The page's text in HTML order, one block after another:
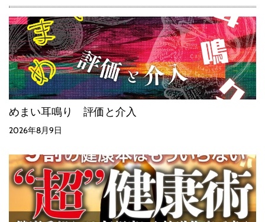
めまい耳鳴り 評価と介入
2026年8月9日